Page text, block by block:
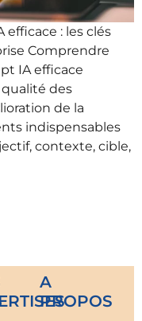
: les clés
Comprendre
IA efficace
des
de la
indispensables
contexte, cible,
A
PROPOS